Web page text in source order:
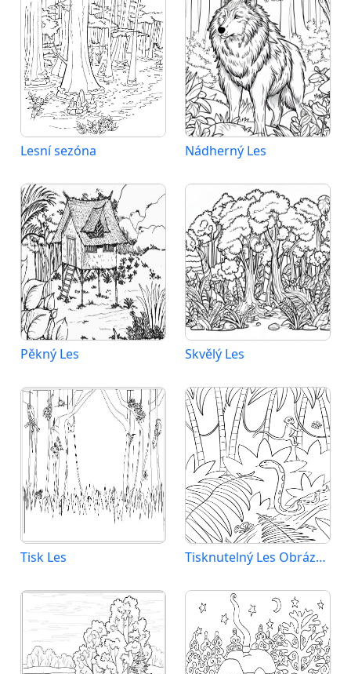
Lesní sezóna Nádherný Les
Pěkný Les Skvělý Les
Tisk Les Tisknutelný Les Obrázek pro Děti